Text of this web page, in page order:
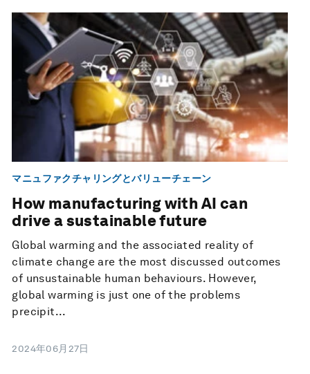
マニュファクチャリングとバリューチェーン
How manufacturing with AI can
drive a sustainable future
Global warming and the associated reality of
climate change are the most discussed outcomes
of unsustainable human behaviours. However,
global warming is just one of the problems
precipit...
2024年06月27日